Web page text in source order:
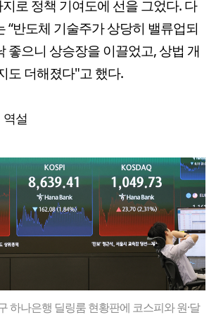
로 정책 기여도에 선을 그었다. 다
“반도체 기술주가 상당히 밸류업되
좋으니 상승장을 이끌었고, 상법 개
도 더해졌다"고 했다.
역설
하나은행 딜링룸 현황판에 코스피와 원·달